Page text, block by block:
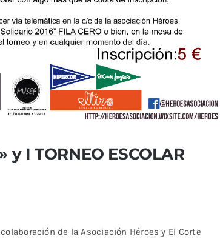
y I TORNEO ESCOLAR
de la Asociación Héroes y El Corte